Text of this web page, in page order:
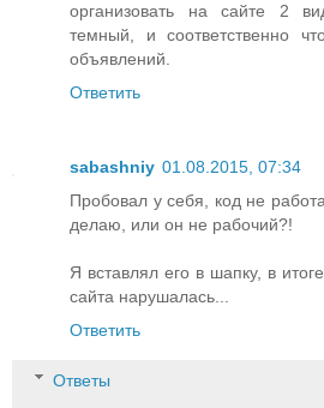
организовать на сайте 2
темный, и соответственно
объявлений.
Ответить
sabashniy 01.08.2015, 07:34
Пробовал у себя, код не
делаю, или он не рабочий?!
Я вставлял его в шапку, в
сайта нарушалась...
Ответить
Ответы